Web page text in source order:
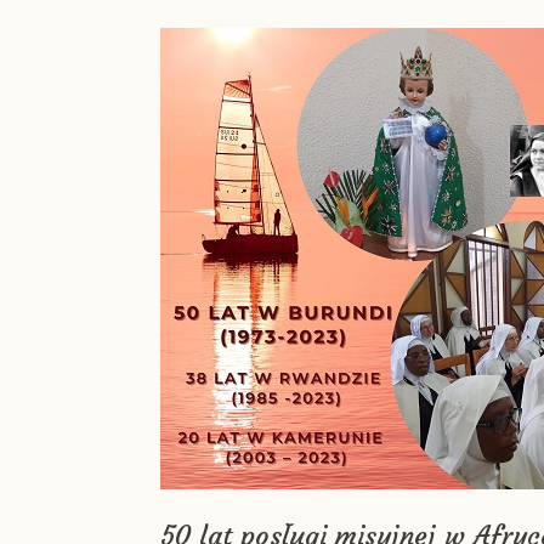
50 lat posługi misyjnej w